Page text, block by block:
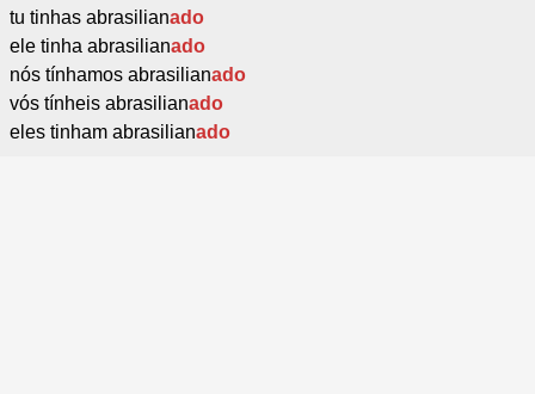
tu tinhas abrasilianado
ele tinha abrasilianado
nós tínhamos abrasilianado
vós tínheis abrasilianado
eles tinham abrasilianado